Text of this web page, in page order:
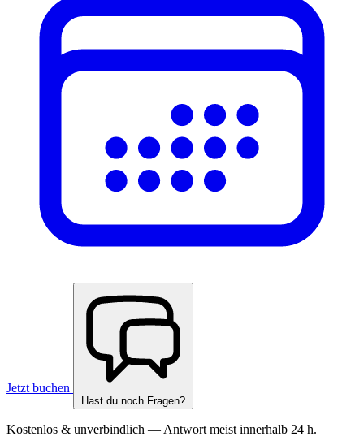
Jetzt buchen
Hast du noch Fragen?
Kostenlos & unverbindlich — Antwort meist innerhalb 24 h.